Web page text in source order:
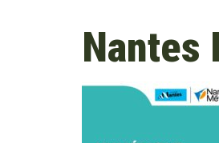
Nantes